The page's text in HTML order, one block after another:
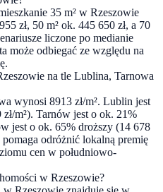
35 m² w Rzeszowie
zł, 50 m² ok. 445 650 zł, a 70
liczone po medianie
może odbiegać ze względu na
na tle Lublina, Tarnowa
wynosi 8913 zł/m². Lublin jest
m²). Tarnów jest o ok. 21%
jest o ok. 65% droższy (14 678
pomaga odróżnić lokalną premię
cen w południowo-
w Rzeszowie?